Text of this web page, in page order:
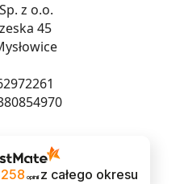
z o.o.
45
opinii z całego okresu